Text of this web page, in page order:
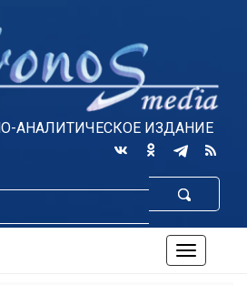
АНАЛИТИЧЕСКОЕ ИЗДАНИЕ
по